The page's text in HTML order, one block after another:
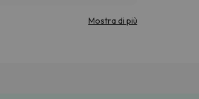
Mostra di più